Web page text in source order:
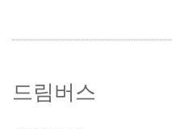
드림버스